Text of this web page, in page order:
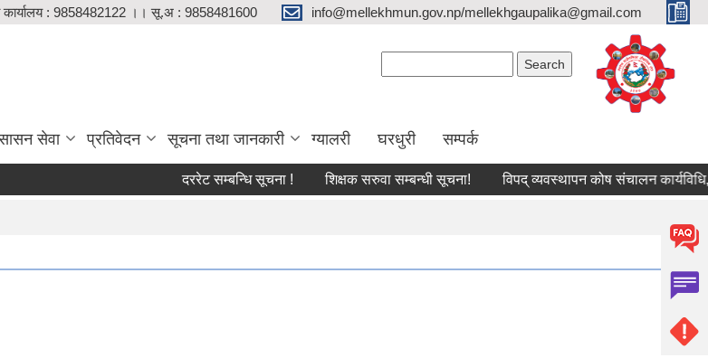
कार्यालय : 9858482122 ।। सू.अ : 9858481600 info@mellekhmun.gov.np/mellekhgaupalika@gmail.com
सेवा प्रतिवेदन सूचना तथा जानकारी ग्यालरी घरधुरी सम्पर्क
दररेट सम्बन्धि सूचना ! शिक्षक सरुवा सम्बन्धी सूचना! विपद् व्यवस्थापन कोष संचालन कार्यविधि,